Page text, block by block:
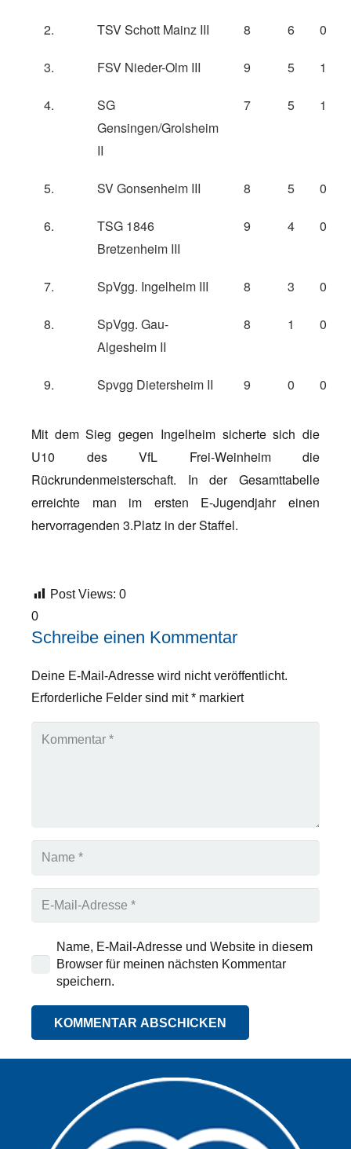
2. TSV Schott Mainz III 8 6 0
3. FSV Nieder-Olm III 9 5 1
4.
SG
Gensingen/Grolsheim
II
7 5 1
5. SV Gonsenheim III 8 5 0
6.
TSG 1846
Bretzenheim III
9 4 0
7. SpVgg. Ingelheim III 8 3 0
8.
SpVgg. Gau-
Algesheim II
8 1 0
9. Spvgg Dietersheim II 9 0 0
Mit dem Sieg gegen Ingelheim sicherte sich die
U10 des VfL Frei-Weinheim die
Rückrundenmeisterschaft. In der Gesamttabelle
erreichte man im ersten E-Jugendjahr einen
hervorragenden 3.Platz in der Staffel.
Post Views: 0
0
Schreibe einen Kommentar
Deine E-Mail-Adresse wird nicht veröffentlicht.
Erforderliche Felder sind mit* markiert
Name, E-Mail-Adresse und Website in diesem
Browser für meinen nächsten Kommentar
speichern.
KOMMENTAR ABSCHICKEN